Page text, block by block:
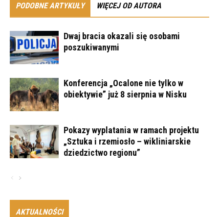
PODOBNE ARTYKUŁY WIĘCEJ OD AUTORA
Dwaj bracia okazali się osobami
poszukiwanymi
Konferencja „Ocalone nie tylko w
obiektywie” już 8 sierpnia w Nisku
Pokazy wyplatania w ramach projektu
„Sztuka i rzemiosło – wikliniarskie
dziedzictwo regionu”
AKTUALNOŚCI